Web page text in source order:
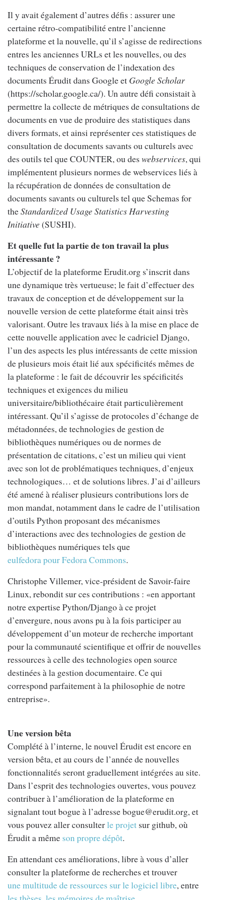
Il y avait également d’autres défis : assurer une
certaine rétro-compatibilité entre l’ancienne
plateforme et la nouvelle, qu’il s’agisse de redirections
entres les anciennes URLs et les nouvelles, ou des
techniques de conservation de l’indexation des
documents Érudit dans Google et Google Scholar
(https://scholar.google.ca/). Un autre défi consistait à
permettre la collecte de métriques de consultations de
documents en vue de produire des statistiques dans
divers formats, et ainsi représenter ces statistiques de
consultation de documents savants ou culturels avec
des outils tel que COUNTER, ou des webservices, qui
implémentent plusieurs normes de webservices liés à
la récupération de données de consultation de
documents savants ou culturels tel que Schemas for
theStandardized Usage Statistics Harvesting
Initiative(SUSHI).
Et quelle fut la partie de ton travail la plus
intéressante ?
L’objectif de la plateforme Erudit.org s’inscrit dans
une dynamique très vertueuse; le fait d’effectuer des
travaux de conception et de développement sur la
nouvelle version de cette plateforme était ainsi très
valorisant. Outre les travaux liés à la mise en place de
cette nouvelle application avec le cadriciel Django,
l’un des aspects les plus intéressants de cette mission
de plusieurs mois était lié aux spécificités mêmes de
la plateforme : le fait de découvrir les spécificités
techniques et exigences du milieu
universitaire/bibliothécaire était particulièrement
intéressant. Qu’il s’agisse de protocoles d’échange de
métadonnées, de technologies de gestion de
bibliothèques numériques ou de normes de
présentation de citations, c’est un milieu qui vient
avec son lot de problématiques techniques, d’enjeux
technologiques… et de solutions libres. J’ai d’ailleurs
été amené à réaliser plusieurs contributions lors de
mon mandat, notamment dans le cadre de l’utilisation
d’outils Python proposant des mécanismes
d’interactions avec des technologies de gestion de
bibliothèques numériques tels que
eulfedora pour Fedora Commons.
Christophe Villemer, vice-président de Savoir-faire
Linux, rebondit sur ces contributions : «en apportant
notre expertise Python/Django à ce projet
d’envergure, nous avons pu à la fois participer au
développement d’un moteur de recherche important
pour la communauté scientifique et offrir de nouvelles
ressources à celle des technologies open source
destinées à la gestion documentaire. Ce qui
correspond parfaitement à la philosophie de notre
entreprise».
Une version bêta
Complété à l’interne, le nouvel Érudit est encore en
version bêta, et au cours de l’année de nouvelles
fonctionnalités seront graduellement intégrées au site.
Dans l’esprit des technologies ouvertes, vous pouvez
contribuer à l’amélioration de la plateforme en
signalant tout bogue à l’adresse bogue@erudit.org, et
vous pouvez aller consulterle projet sur github, où
Érudit a même son propre dépôt.
En attendant ces améliorations, libre à vous d’aller
consulter la plateforme de recherches et trouver
une multitude de ressources sur le logiciel libre, entre